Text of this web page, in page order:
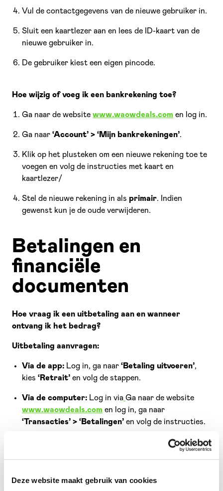
Deze website maakt gebruik van cookies
Vul de contactgegevens van de nieuwe gebruiker in.
Sluit een kaartlezer aan en lees de ID-kaart van de
nieuwe gebruiker in.
De gebruiker kiest een eigen pincode.
Hoe wijzig of voeg ik een bankrekening toe?
Ga naar de website www.waowdeals.com en log in.
Ga naar ‘Account’ > ‘Mijn bankrekeningen’.
Klik op het plusteken om een nieuwe rekening toe te
voegen en volg de instructies met kaart en
kaartlezer/
Stel de nieuwe rekening in als primair. Indien
gewenst kun je de oude verwijderen.
Betalingen en
financiële
documenten
Hoe vraag ik een uitbetaling aan en wanneer
ontvang ik het bedrag?
Uitbetaling aanvragen:
Via de app: Log in, ga naar ‘Betaling uitvoeren’,
kies ‘Retrait’ en volg de stappen.
Via de computer: Log in via Ga naar de website
www.waowdeals.com en log in, ga naar
‘Transacties’ > ‘Betalingen’ en volg de instructies.
Betalingen worden doorgaans binnen24